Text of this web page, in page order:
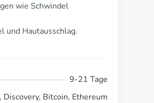
wie Schwindel
und Hautausschlag.
9-21 Tage
Discovery, Bitcoin, Ethereum